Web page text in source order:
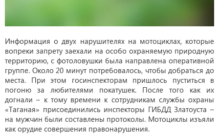
Информация о двух нарушителях на мотоциклах, которые
вопреки запрету заехали на особо охраняемую природную
территорию, с фотоловушки была направлена оперативной
группе. Около 20 минут потребовалось, чтобы добраться до
места. При этом госинспекторам пришлось пуститься в
погоню за любителями покатушек. После того как их
догнали – к тому времени к сотрудникам службы охраны
«Таганая» присоединились инспекторы ГИБДД Златоуста –
на мужчин были составлены протоколы. Мотоциклы изъяли
как орудие совершения правонарушения.